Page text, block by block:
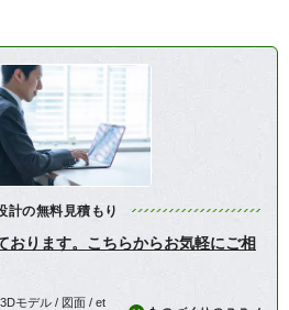
計の無料見積もり
おります。こちらからお気軽にご相
モデル / 図面 / et